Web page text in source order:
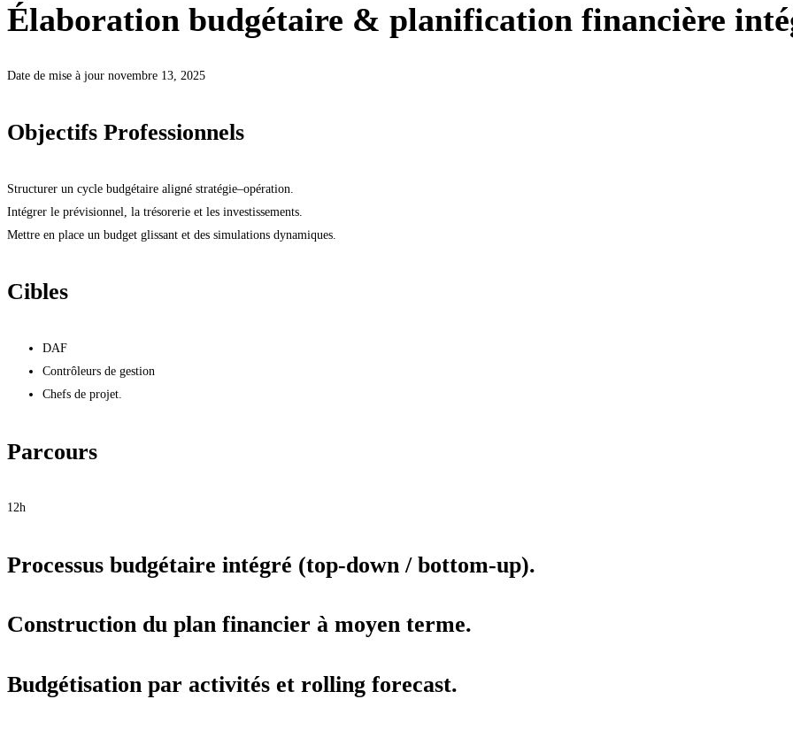
Élaboration budgétaire & planification financière
Date de mise à jour novembre 13, 2025
Objectifs Professionnels
Structurer un cycle budgétaire aligné stratégie–opération.
Intégrer le prévisionnel, la trésorerie et les investissements.
Mettre en place un budget glissant et des simulations dynamiques.
Cibles
DAF
Contrôleurs de gestion
Chefs de projet.
Parcours
12h
Processus budgétaire intégré (top-down / bottom-up).
Construction du plan financier à moyen terme.
Budgétisation par activités et rolling forecast.